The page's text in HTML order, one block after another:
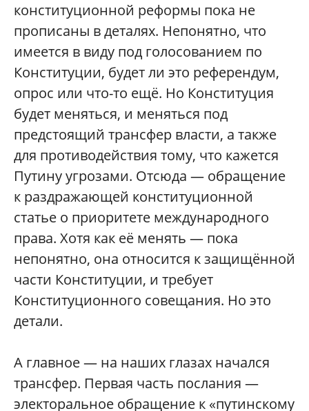
конституционной реформы пока не
прописаны в деталях. Непонятно, что
имеется в виду под голосованием по
Конституции, будет ли это референдум,
опрос или что-то ещё. Но Конституция
будет меняться, и меняться под
предстоящий трансфер власти, а также
для противодействия тому, что кажется
Путину угрозами. Отсюда — обращение
к раздражающей конституционной
статье о приоритете международного
права. Хотя как её менять — пока
непонятно, она относится к защищённой
части Конституции, и требует
Конституционного совещания. Но это
детали.
А главное — на наших глазах начался
трансфер. Первая часть послания —
электоральное обращение к «путинскому